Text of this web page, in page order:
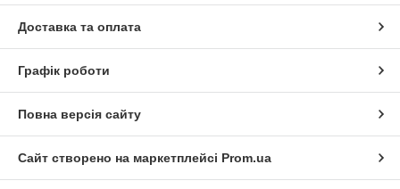
Доставка та оплата
Графік роботи
Повна версія сайту
Сайт створено на маркетплейсі Prom.ua